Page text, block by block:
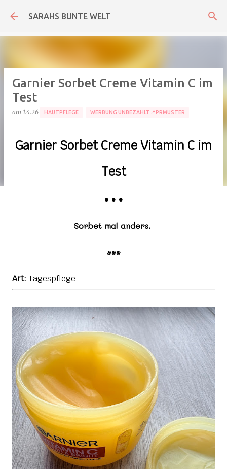
Direkt zum Hauptbereich
SARAHS BUNTE WELT
Garnier Sorbet Creme Vitamin C im
Test
am 1.4.26 HAUTPFLEGE WERBUNG UNBEZAHLT📍PRMUSTER
Garnier Sorbet Creme Vitamin C im
Test
• • •
Sorbet mal anders.
•••
Art: Tagespflege